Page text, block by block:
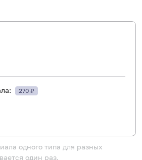
270 ₽
одного типа для разных
один раз.